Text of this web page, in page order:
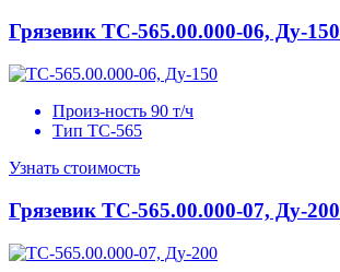
Грязевик ТС-565.00.000-06, Ду-150
Произ-ность 90 т/ч
Тип ТС-565
Узнать стоимость
Грязевик ТС-565.00.000-07, Ду-200